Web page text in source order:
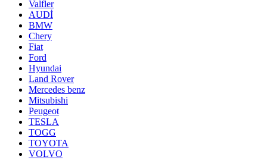
Valfler
AUDİ
BMW
Chery
Fiat
Ford
Hyundai
Land Rover
Mercedes benz
Mitsubishi
Peugeot
TESLA
TOGG
TOYOTA
VOLVO